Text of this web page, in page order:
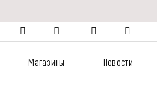
Магазины Новости